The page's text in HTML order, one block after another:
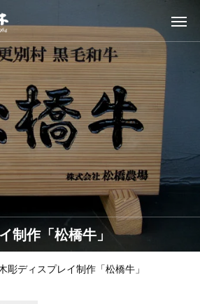
制作「松橋牛」
彫ディスプレイ制作「松橋牛」